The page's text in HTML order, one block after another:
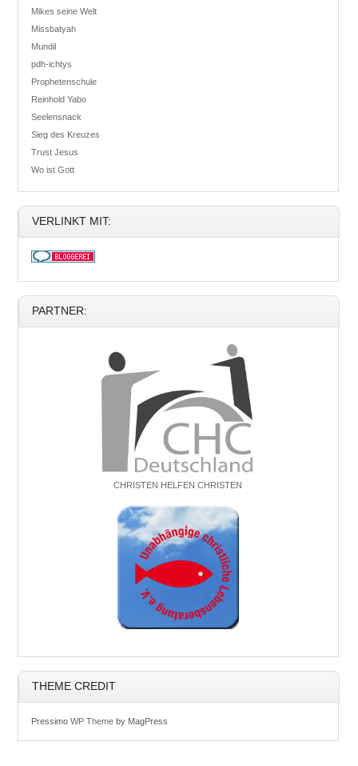
Mikes seine Welt
Missbatyah
Mundil
pdh-ichtys
Prophetenschule
Reinhold Yabo
Seelensnack
Sieg des Kreuzes
Trust Jesus
Wo ist Gott
VERLINKT MIT:
PARTNER:
CHRISTEN HELFEN CHRISTEN
THEME CREDIT
PressimoWP Theme by MagPress